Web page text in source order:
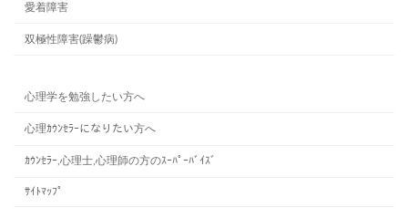
愛着障害
双極性障害(躁鬱病)
心理学を勉強したい方へ
心理ｶｳﾝｾﾗｰになりたい方へ
ｶｳﾝｾﾗｰ,心理士,心理師の方のｽｰﾊﾟｰﾊﾞｲｽﾞ
ｻｲﾄﾏｯﾌﾟ